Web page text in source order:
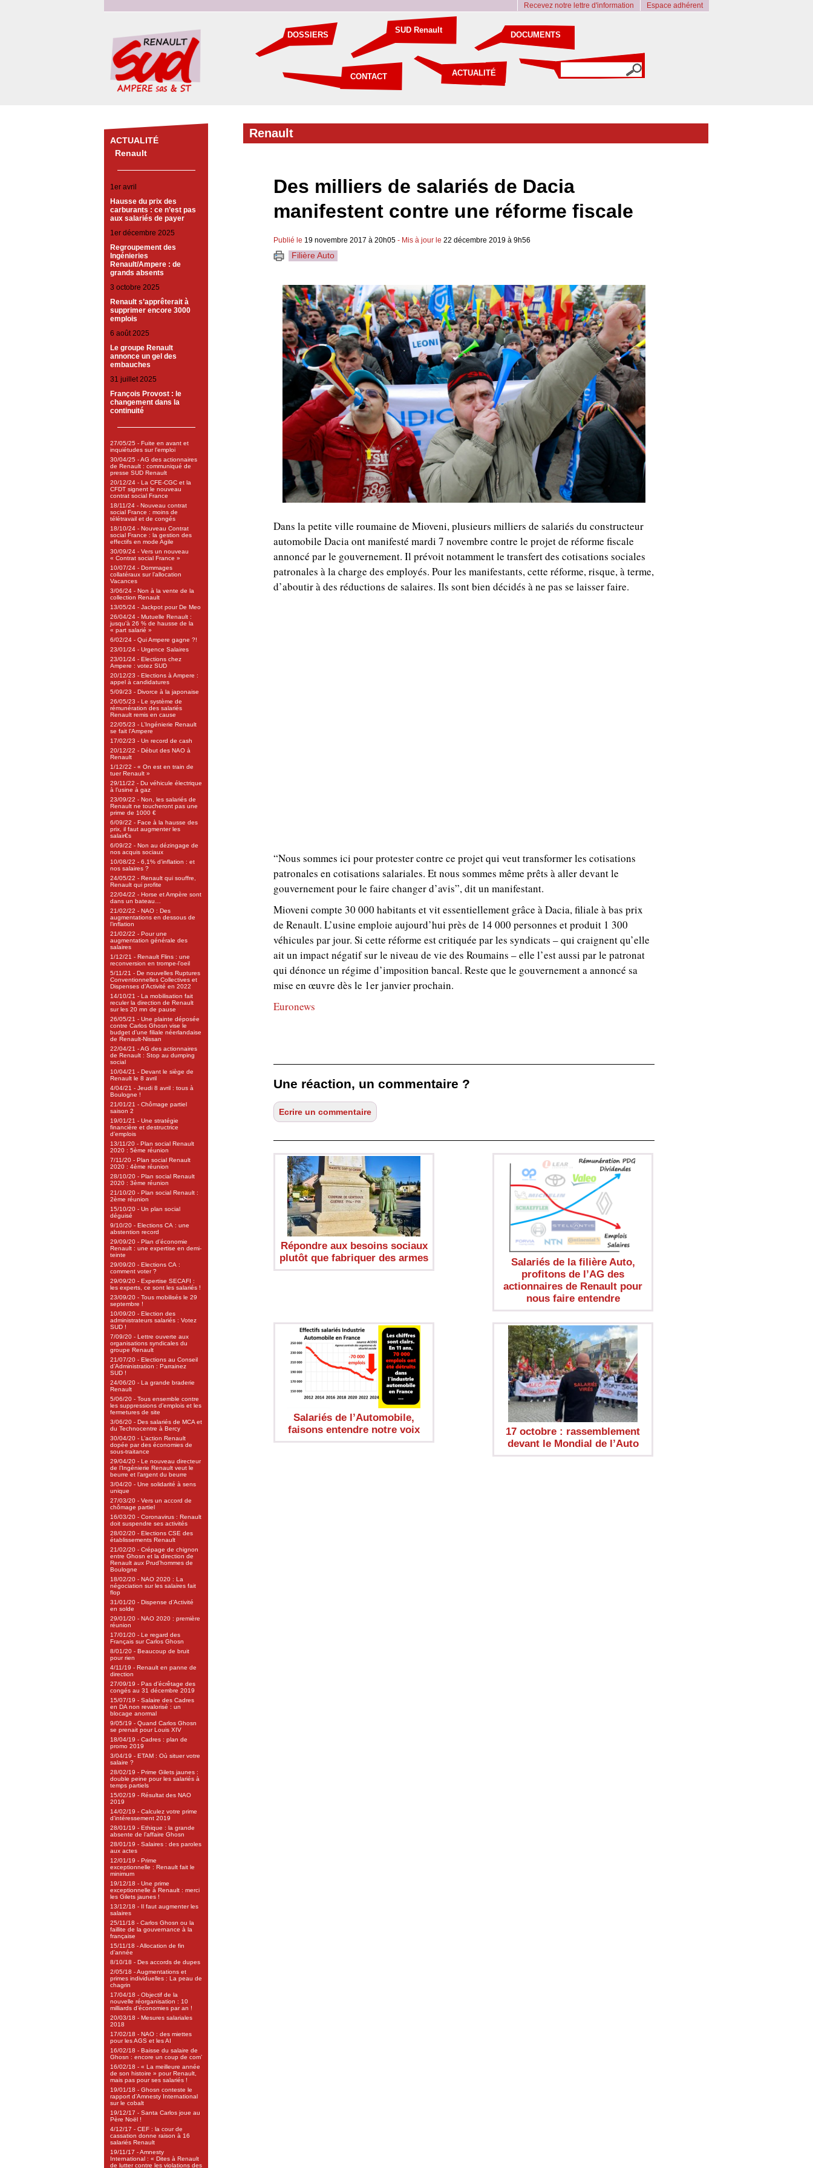
Espace adhérent
Recevez notre lettre d'information
SUD Renault
ACTUALITÉ
DOSSIERS
CONTACT
DOCUMENTS
ACTUALITÉ
Renault
1er avril
Hausse du prix des
carburants : ce n’est pas
aux salariés de payer
1er décembre 2025
Regroupement des
Ingénieries
Renault/Ampere : de
grands absents
3 octobre 2025
Renault s’apprêterait à
supprimer encore 3000
emplois
6 août 2025
Le groupe Renault
annonce un gel des
embauches
31 juillet 2025
François Provost : le
changement dans la
continuité
27/05/25 - Fuite en avant et
inquiétudes sur l’emploi
30/04/25 - AG des actionnaires
de Renault : communiqué de
presse SUD Renault
20/12/24 - La CFE-CGC et la
CFDT signent le nouveau
contrat social France
18/11/24 - Nouveau contrat
social France : moins de
télétravail et de congés
18/10/24 - Nouveau Contrat
social France : la gestion des
effectifs en mode Agile
30/09/24 - Vers un nouveau
« Contrat social France »
10/07/24 - Dommages
collatéraux sur l’allocation
Vacances
3/06/24 - Non à la vente de la
collection Renault
13/05/24 - Jackpot pour De Meo
26/04/24 - Mutuelle Renault :
jusqu’à 26 % de hausse de la
« part salarié »
6/02/24 - Qui Ampere gagne ?!
23/01/24 - Urgence Salaires
23/01/24 - Elections chez
Ampere : votez SUD
20/12/23 - Elections à Ampere :
appel à candidatures
5/09/23 - Divorce à la japonaise
26/05/23 - Le système de
rémunération des salariés
Renault remis en cause
22/05/23 - L’Ingénierie Renault
se fait l’Ampere
17/02/23 - Un record de cash
20/12/22 - Début des NAO à
Renault
1/12/22 - « On est en train de
tuer Renault »
29/11/22 - Du véhicule électrique
à l’usine à gaz
23/09/22 - Non, les salariés de
Renault ne toucheront pas une
prime de 1000 €
6/09/22 - Face à la hausse des
prix, il faut augmenter les
salair€s
6/09/22 - Non au dézingage de
nos acquis sociaux
10/08/22 - 6,1% d’inflation : et
nos salaires ?
24/05/22 - Renault qui souffre,
Renault qui profite
22/04/22 - Horse et Ampère sont
dans un bateau…
21/02/22 - NAO : Des
augmentations en dessous de
l’inflation
21/02/22 - Pour une
augmentation générale des
salaires
1/12/21 - Renault Flins : une
reconversion en trompe-l’oeil
5/11/21 - De nouvelles Ruptures
Conventionnelles Collectives et
Dispenses d’Activité en 2022
14/10/21 - La mobilisation fait
reculer la direction de Renault
sur les 20 mn de pause
26/05/21 - Une plainte déposée
contre Carlos Ghosn vise le
budget d’une filiale néerlandaise
de Renault-Nissan
22/04/21 - AG des actionnaires
de Renault : Stop au dumping
social
10/04/21 - Devant le siège de
Renault le 8 avril
4/04/21 - Jeudi 8 avril : tous à
Boulogne !
21/01/21 - Chômage partiel
saison 2
19/01/21 - Une stratégie
financière et destructrice
d’emplois
13/11/20 - Plan social Renault
2020 : 5ème réunion
7/11/20 - Plan social Renault
2020 : 4ème réunion
28/10/20 - Plan social Renault
2020 : 3ème réunion
21/10/20 - Plan social Renault :
2ème réunion
15/10/20 - Un plan social
déguisé
9/10/20 - Elections CA : une
abstention record
29/09/20 - Plan d’économie
Renault : une expertise en demi-
teinte
29/09/20 - Elections CA :
comment voter ?
29/09/20 - Expertise SECAFI :
les experts, ce sont les salariés !
23/09/20 - Tous mobilisés le 29
septembre !
10/09/20 - Election des
administrateurs salariés : Votez
SUD !
7/09/20 - Lettre ouverte aux
organisations syndicales du
groupe Renault
21/07/20 - Elections au Conseil
d’Administration : Parrainez
SUD !
24/06/20 - La grande braderie
Renault
5/06/20 - Tous ensemble contre
les suppressions d’emplois et les
fermetures de site
3/06/20 - Des salariés de MCA et
du Technocentre à Bercy
30/04/20 - L’action Renault
dopée par des économies de
sous-traitance
29/04/20 - Le nouveau directeur
de l’Ingénierie Renault veut le
beurre et l’argent du beurre
3/04/20 - Une solidarité à sens
unique
27/03/20 - Vers un accord de
chômage partiel
16/03/20 - Coronavirus : Renault
doit suspendre ses activités
28/02/20 - Elections CSE des
établissements Renault
21/02/20 - Crépage de chignon
entre Ghosn et la direction de
Renault aux Prud’hommes de
Boulogne
18/02/20 - NAO 2020 : La
négociation sur les salaires fait
flop
31/01/20 - Dispense d’Activité
en solde
29/01/20 - NAO 2020 : première
réunion
17/01/20 - Le regard des
Français sur Carlos Ghosn
8/01/20 - Beaucoup de bruit
pour rien
4/11/19 - Renault en panne de
direction
27/09/19 - Pas d’écrêtage des
congés au 31 décembre 2019
15/07/19 - Salaire des Cadres
en DA non revalorisé : un
blocage anormal
9/05/19 - Quand Carlos Ghosn
se prenait pour Louis XIV
18/04/19 - Cadres : plan de
promo 2019
3/04/19 - ETAM : Où situer votre
salaire ?
28/02/19 - Prime Gilets jaunes :
double peine pour les salariés à
temps partiels
15/02/19 - Résultat des NAO
2019
14/02/19 - Calculez votre prime
d’intéressement 2019
28/01/19 - Ethique : la grande
absente de l’affaire Ghosn
28/01/19 - Salaires : des paroles
aux actes
12/01/19 - Prime
exceptionnelle : Renault fait le
minimum
19/12/18 - Une prime
exceptionnelle à Renault : merci
les Gilets jaunes !
13/12/18 - Il faut augmenter les
salaires
25/11/18 - Carlos Ghosn ou la
faillite de la gouvernance à la
française
15/11/18 - Allocation de fin
d’année
8/10/18 - Des accords de dupes
2/05/18 - Augmentations et
primes individuelles : La peau de
chagrin
17/04/18 - Objectif de la
nouvelle réorganisation : 10
milliards d’économies par an !
20/03/18 - Mesures salariales
2018
17/02/18 - NAO : des miettes
pour les AGS et les AI
16/02/18 - Baisse du salaire de
Ghosn : encore un coup de com’
16/02/18 - « La meilleure année
de son histoire » pour Renault,
mais pas pour ses salariés !
19/01/18 - Ghosn conteste le
rapport d’Amnesty International
sur le cobalt
19/12/17 - Santa Carlos joue au
Père Noël !
4/12/17 - CEF : la cour de
cassation donne raison à 16
salariés Renault
19/11/17 - Amnesty
International : « Dites à Renault
de lutter contre les violations des
Renault
Des milliers de salariés de Dacia
manifestent contre une réforme fiscale
Publié le 19 novembre 2017 à 20h05 - Mis à jour le 22 décembre 2019 à 9h56
Filière Auto
Dans la petite ville roumaine de Mioveni, plusieurs milliers de salariés du constructeur
automobile Dacia ont manifesté mardi 7 novembre contre le projet de réforme fiscale
annoncé par le gouvernement. Il prévoit notamment le transfert des cotisations sociales
patronales à la charge des employés. Pour les manifestants, cette réforme, risque, à terme,
d’aboutir à des réductions de salaires. Ils sont bien décidés à ne pas se laisser faire.
“Nous sommes ici pour protester contre ce projet qui veut transformer les cotisations
patronales en cotisations salariales. Et nous sommes même prêts à aller devant le
gouvernement pour le faire changer d’avis”, dit un manifestant.
Mioveni compte 30 000 habitants et vit essentiellement grâce à Dacia, filiale à bas prix
de Renault. L’usine emploie aujourd’hui près de 14 000 personnes et produit 1 300
véhicules par jour. Si cette réforme est critiquée par les syndicats – qui craignent qu’elle
ait un impact négatif sur le niveau de vie des Roumains – elle l’est aussi par le patronat
qui dénonce un régime d’imposition bancal. Reste que le gouvernement a annoncé sa
mise en œuvre dès le 1er janvier prochain.
Euronews
Une réaction, un commentaire ?
Répondre aux besoins sociaux
plutôt que fabriquer des armes
Salariés de la filière Auto,
profitons de l’AG des
actionnaires de Renault pour
nous faire entendre
Salariés de l’Automobile,
faisons entendre notre voix
17 octobre : rassemblement
devant le Mondial de l’Auto